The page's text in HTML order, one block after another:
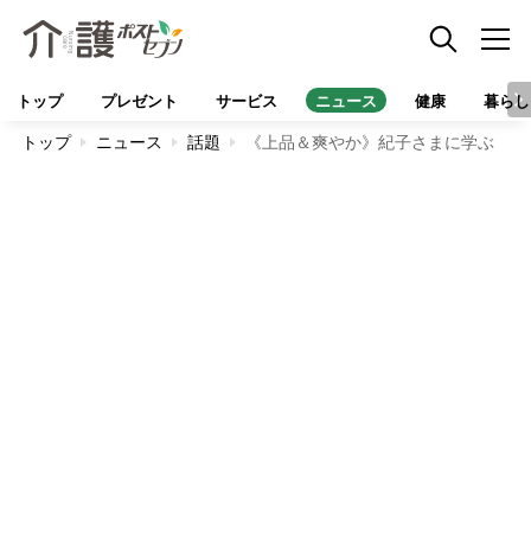
トップ プレゼント サービス ニュース 健康 暮らし
トップ ニュース 話題 《上品＆爽やか》紀子さまに学ぶ